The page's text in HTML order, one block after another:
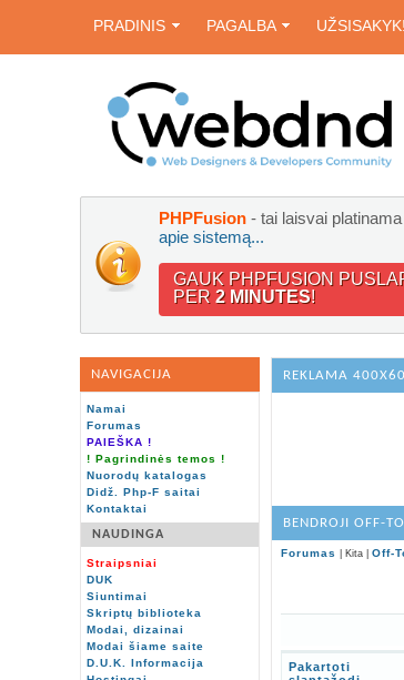
PRADINIS PAGALBA UŽSISAKYK!
PHPFusion - tai laisvai platinama
apie sistemą...
GAUK PHPFUSION
PER 2 MINUTES!
NAVIGACIJA
Namai
Forumas
PAIEŠKA !
! Pagrindinės temos !
Nuorodų katalogas
Didž. Php-F saitai
Kontaktai
NAUDINGA
Straipsniai
DUK
Siuntimai
Skriptų biblioteka
Modai, dizainai
Modai šiame saite
D.U.K. Informacija
REKLAMA 400X60
BENDROJI OFF-
Forumas | Kita |Off-
Pakartoti